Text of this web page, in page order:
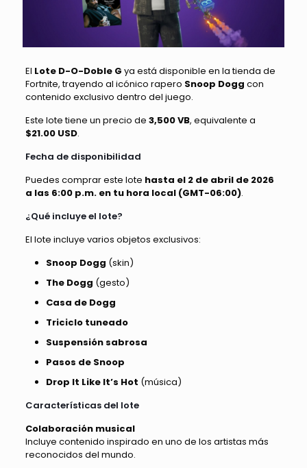
El Lote D-O-Doble G ya está disponible en la tienda de
Fortnite, trayendo al icónico rapero Snoop Dogg con
contenido exclusivo dentro del juego.
Este lote tiene un precio de 3,500 VB, equivalente a
$21.00 USD.
Fecha de disponibilidad
Puedes comprar este lote hasta el 2 de abril de 2026
a las 6:00 p.m. en tu hora local (GMT-06:00).
¿Qué incluye el lote?
El lote incluye varios objetos exclusivos:
Snoop Dogg (skin)
The Dogg (gesto)
Casa de Dogg
Triciclo tuneado
Suspensión sabrosa
Pasos de Snoop
Drop It Like It’s Hot (música)
Características del lote
Colaboración musical
Incluye contenido inspirado en uno de los artistas más
reconocidos del mundo.